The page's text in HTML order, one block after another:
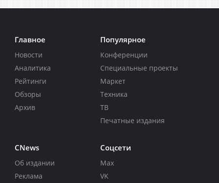
Главное
Новости
Аналитика
Рейтинги
Обзоры
Архив
Популярное
Конференции
Специальные проекты
Маркет
Техника
ТВ
Печатные издания
CNews
Об издании
Реклама
Соцсети
Max
VK